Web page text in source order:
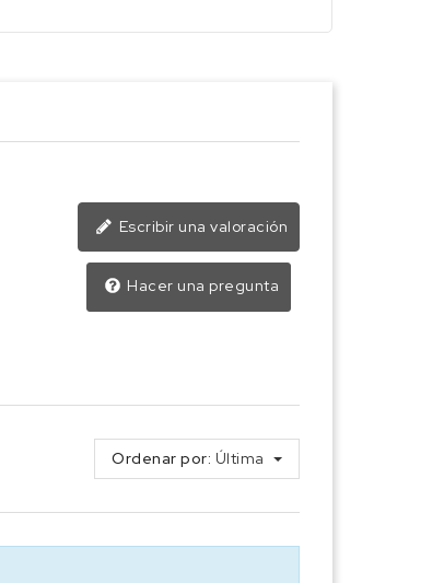
Escribir una valoración
Hacer una pregunta
Ordenar por: Última